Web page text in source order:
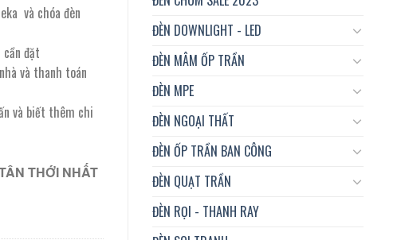
ĐÈN DOWNLIGHT - LED
ĐÈN MÂM ỐP TRẦN
ĐÈN MPE
ĐÈN NGOẠI THẤT
ĐÈN ỐP TRẦN BAN CÔNG
ĐÈN QUẠT TRẦN
ĐÈN RỌI - THANH RAY
và chóa đèn
đặt
và thanh toán
và biết thêm chi
THỚI NHẤT